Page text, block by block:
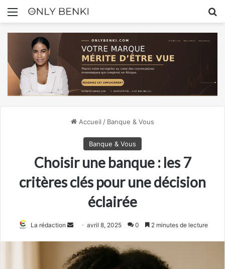
Menu
Accueil / Banque & Vous
Banque & Vous
Choisir une banque : les 7
critères clés pour une décision
éclairée
La rédaction
Envoyer
courriel
avril 8, 2025 0 2 minutes de lecture